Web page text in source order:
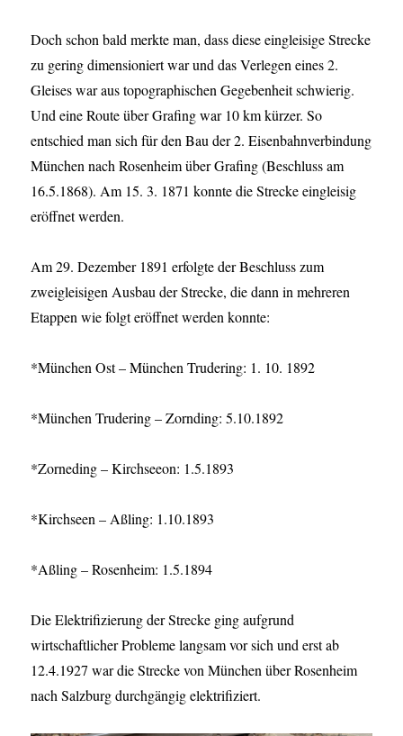
Doch schon bald merkte man, dass diese eingleisige Strecke
zu gering dimensioniert war und das Verlegen eines 2.
Gleises war aus topographischen Gegebenheit schwierig.
Und eine Route über Grafing war 10 km kürzer. So
entschied man sich für den Bau der 2. Eisenbahnverbindung
München nach Rosenheim über Grafing (Beschluss am
16.5.1868). Am 15. 3. 1871 konnte die Strecke eingleisig
eröffnet werden.
Am 29. Dezember 1891 erfolgte der Beschluss zum
zweigleisigen Ausbau der Strecke, die dann in mehreren
Etappen wie folgt eröffnet werden konnte:
*München Ost – München Trudering: 1. 10. 1892
*München Trudering – Zornding: 5.10.1892
*Zorneding – Kirchseeon: 1.5.1893
*Kirchseen – Aßling: 1.10.1893
*Aßling – Rosenheim: 1.5.1894
Die Elektrifizierung der Strecke ging aufgrund
wirtschaftlicher Probleme langsam vor sich und erst ab
12.4.1927 war die Strecke von München über Rosenheim
nach Salzburg durchgängig elektrifiziert.